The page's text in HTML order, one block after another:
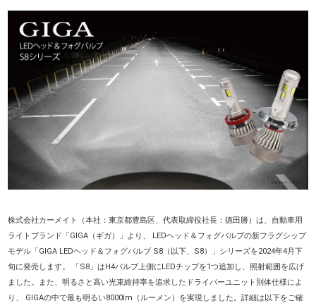
株式会社カーメイト（本社：東京都豊島区、代表取締役社長：徳田勝）は、自動車用
ライトブランド「GIGA（ギガ）」より、 LEDヘッド＆フォグバルブの新フラグシップ
モデル「GIGA LEDヘッド＆フォグバルブ S8（以下、S8）」シリーズを2024年4月下
旬に発売します。 「S8」はH4バルブ上側にLEDチップを1つ追加し、照射範囲を広げ
ました。また、明るさと高い光束維持率を追求したドライバーユニット別体仕様によ
り、 GIGAの中で最も明るい8000lm（ルーメン）を実現しました。詳細は以下をご確